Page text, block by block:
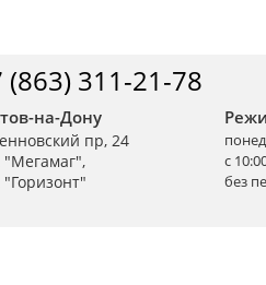
(863) 311-21-78
с
без
на-Дону
пр, 24
"Мегамаг",